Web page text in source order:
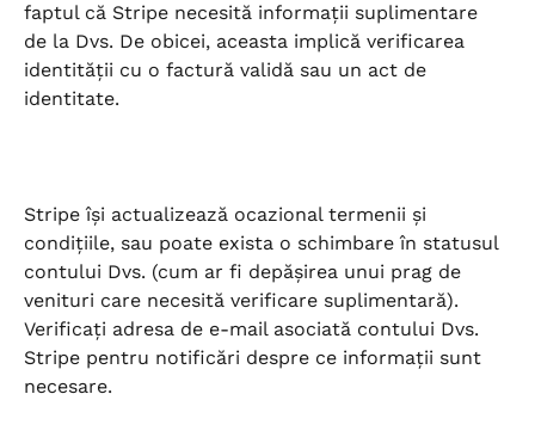
faptul că Stripe necesită informații suplimentare
de la Dvs. De obicei, aceasta implică verificarea
identității cu o factură validă sau un act de
identitate.
Stripe își actualizează ocazional termenii și
condițiile, sau poate exista o schimbare în statusul
contului Dvs. (cum ar fi depășirea unui prag de
venituri care necesită verificare suplimentară).
Verificați adresa de e-mail asociată contului Dvs.
Stripe pentru notificări despre ce informații sunt
necesare.